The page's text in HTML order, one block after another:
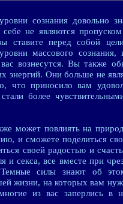
сознания довольно
не являются
ставите перед собой
массового сознания,
вознесутся. Вы также
энергий. Они больше не
приносило вам
более
может повлиять на
и сможете поделиться
своей радостью и
и секса, все вместе при
силы знают об
жизни, на которых вам
из вас заперлись в